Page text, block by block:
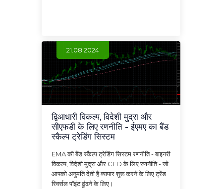
21.08.2024
द्विआधारी विकल्प, विदेशी मुद्रा और
सीएफडी के लिए रणनीति - ईएमए का बैंड
स्कैल्प ट्रेडिंग सिस्टम
EMA की बैंड स्कैल्प ट्रेडिंग सिस्टम रणनीति - बाइनरी
विकल्प, विदेशी मुद्रा और CFD के लिए रणनीति - जो
आपको अनुमति देती है व्यापार शुरू करने के लिए ट्रेंड
रिवर्सल पॉइंट ढूंढने के लिए।